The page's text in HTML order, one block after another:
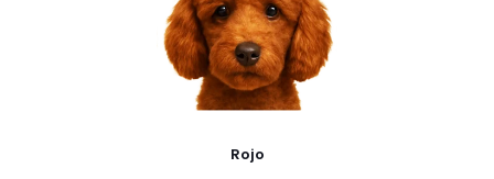
Rojo